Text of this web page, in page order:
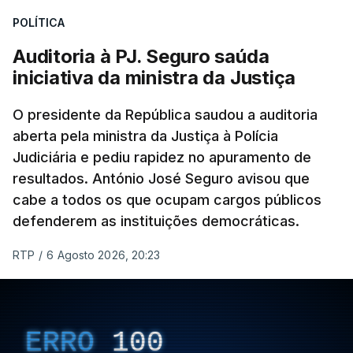
apreendido numa operação de droga.
POLÍTICA
Auditoria à PJ. Seguro saúda
iniciativa da ministra da Justiça
O presidente da República saudou a auditoria
aberta pela ministra da Justiça à Polícia
Judiciária e pediu rapidez no apuramento de
resultados. António José Seguro avisou que
cabe a todos os que ocupam cargos públicos
defenderem as instituições democráticas.
RTP / 6 Agosto 2026, 20:23
ERRO 100